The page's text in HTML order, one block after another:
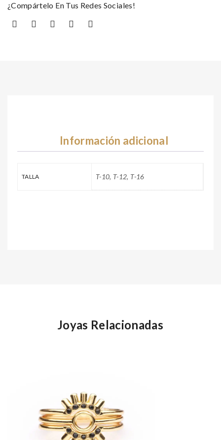
¿Compártelo En Tus Redes Sociales!
Información adicional
TALLA T-10, T-12, T-16
Joyas Relacionadas